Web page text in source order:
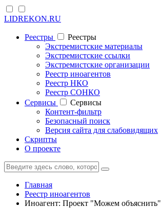
LIDREKON.RU
Реестры
Реестры
Экстремистские материалы
Экстремистские ссылки
Экстремистские организации
Реестр иноагентов
Реестр НКО
Реестр СОНКО
Cервисы
Cервисы
Контент-фильтр
Безопасный поиск
Версия сайта для слабовидящих
Скрипты
О проекте
Главная
Реестр иноагентов
Иноагент: Проект "Можем объяснить"